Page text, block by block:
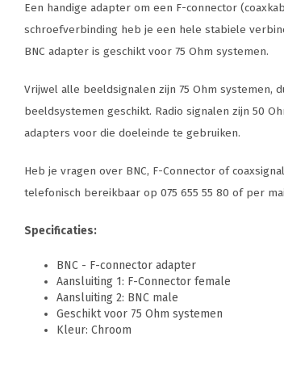
Een handige adapter om een F-connector
schroefverbinding heb je een hele stabiele
BNC adapter is geschikt voor 75 Ohm systemen.
Vrijwel alle beeldsignalen zijn 75 Ohm systemen,
beeldsystemen geschikt. Radio signalen zijn 50
adapters voor die doeleinde te gebruiken.
Heb je vragen over BNC, F-Connector of
telefonisch bereikbaar op 075 655 55 80 of per
Specificaties:
BNC - F-connector adapter
Aansluiting 1: F-Connector female
Aansluiting 2: BNC male
Geschikt voor 75 Ohm systemen
Kleur: Chroom